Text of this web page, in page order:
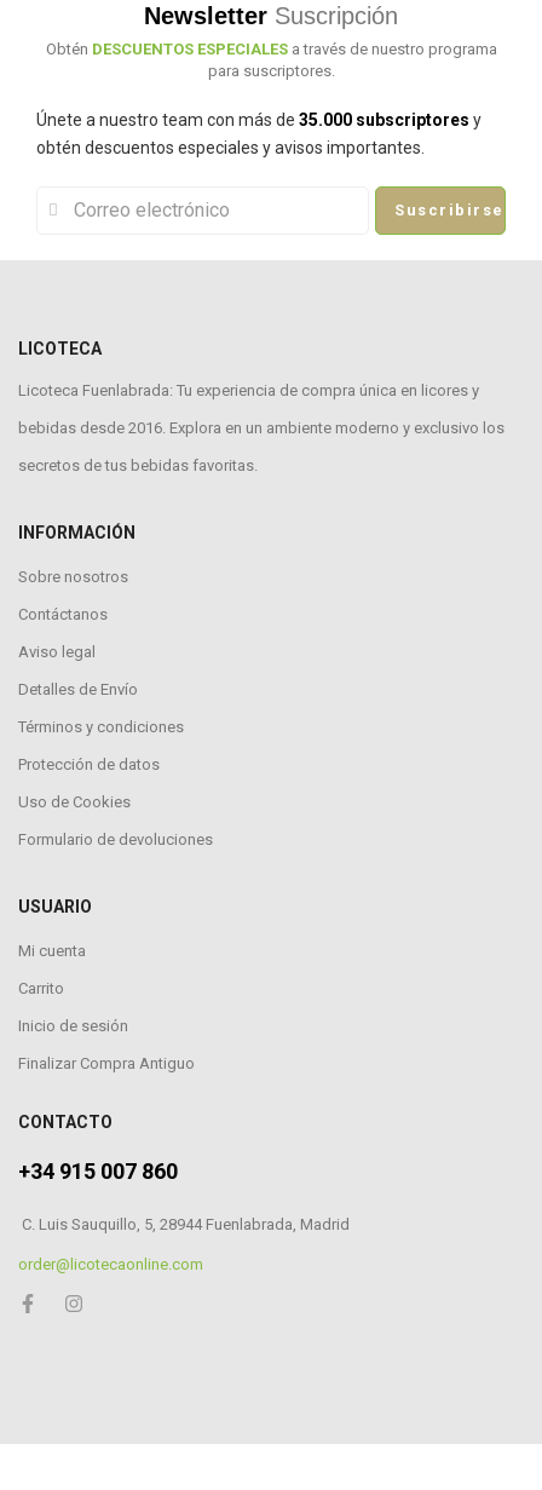
Newsletter Suscripción
Obtén DESCUENTOS ESPECIALES a través de nuestro programa
para suscriptores.
Únete a nuestro team con más de 35.000 subscriptores y
obtén descuentos especiales y avisos importantes.
Suscribirse
LICOTECA
Licoteca Fuenlabrada: Tu experiencia de compra única en licores y
bebidas desde 2016. Explora en un ambiente moderno y exclusivo los
secretos de tus bebidas favoritas.
INFORMACIÓN
Sobre nosotros
Contáctanos
Aviso legal
Detalles de Envío
Términos y condiciones
Protección de datos
Uso de Cookies
Formulario de devoluciones
USUARIO
Mi cuenta
Carrito
Inicio de sesión
Finalizar Compra Antiguo
CONTACTO
+34 915 007 860
C. Luis Sauquillo, 5, 28944 Fuenlabrada, Madrid
order@licotecaonline.com